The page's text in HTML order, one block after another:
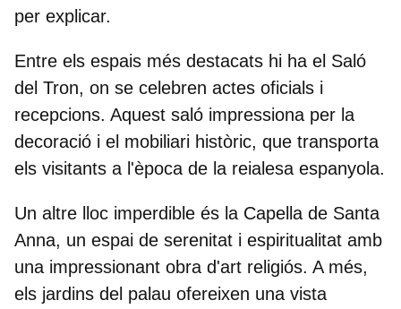
per explicar.
Entre els espais més destacats hi ha el Saló
del Tron, on se celebren actes oficials i
recepcions. Aquest saló impressiona per la
decoració i el mobiliari històric, que transporta
els visitants a l'època de la reialesa espanyola.
Un altre lloc imperdible és la Capella de Santa
Anna, un espai de serenitat i espiritualitat amb
una impressionant obra d'art religiós. A més,
els jardins del palau ofereixen una vista